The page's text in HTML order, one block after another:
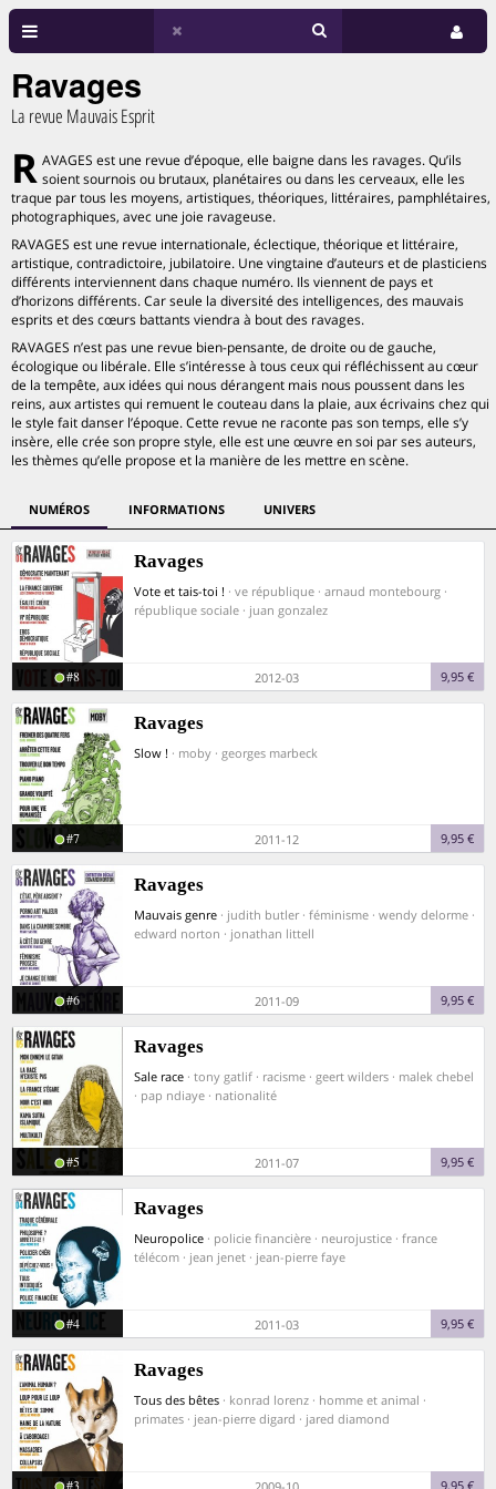
Ravages
La revue Mauvais Esprit
R AVAGES est une revue d’époque, elle baigne dans les ravages. Qu’ils
soient sournois ou brutaux, planétaires ou dans les cerveaux, elle les
traque par tous les moyens, artistiques, théoriques, littéraires, pamphlétaires,
photographiques, avec une joie ravageuse.
RAVAGES est une revue internationale, éclectique, théorique et littéraire,
artistique, contradictoire, jubilatoire. Une vingtaine d’auteurs et de plasticiens
différents interviennent dans chaque numéro. Ils viennent de pays et
d’horizons différents. Car seule la diversité des intelligences, des mauvais
esprits et des cœurs battants viendra à bout des ravages.
RAVAGES n’est pas une revue bien-pensante, de droite ou de gauche,
écologique ou libérale. Elle s’intéresse à tous ceux qui réfléchissent au cœur
de la tempête, aux idées qui nous dérangent mais nous poussent dans les
reins, aux artistes qui remuent le couteau dans la plaie, aux écrivains chez qui
le style fait danser l’époque. Cette revue ne raconte pas son temps, elle s’y
insère, elle crée son propre style, elle est une œuvre en soi par ses auteurs,
les thèmes qu’elle propose et la manière de les mettre en scène.
NUMÉROS INFORMATIONS UNIVERS
Ravages
Vote et tais-toi ! · ve république · arnaud montebourg ·
république sociale · juan gonzalez
#8 2012-03 9,95 €
Ravages
Slow ! · moby · georges marbeck
#7 2011-12 9,95 €
Ravages
Mauvais genre · judith butler · féminisme · wendy delorme ·
edward norton · jonathan littell
#6 2011-09 9,95 €
Ravages
Sale race · tony gatlif · racisme · geert wilders · malek chebel
· pap ndiaye · nationalité
#5 2011-07 9,95 €
Ravages
Neuropolice · policie financière · neurojustice · france
télécom · jean jenet · jean-pierre faye
#4 2011-03 9,95 €
Ravages
Tous des bêtes · konrad lorenz · homme et animal ·
primates · jean-pierre digard · jared diamond
#3 9,95 €